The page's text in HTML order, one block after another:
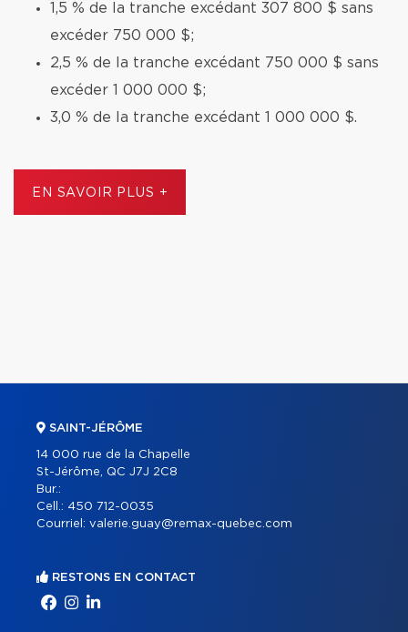
1,5 % de la tranche excédant 307 800 $ sans
excéder 750 000 $;
2,5 % de la tranche excédant 750 000 $ sans
excéder 1 000 000 $;
3,0 % de la tranche excédant 1 000 000 $.
EN SAVOIR PLUS +
SAINT-JÉRÔME
14 000 rue de la Chapelle
St-Jérôme, QC J7J 2C8
Bur.:
Cell.: 450 712-0035
Courriel: valerie.guay@remax-quebec.com
RESTONS EN CONTACT